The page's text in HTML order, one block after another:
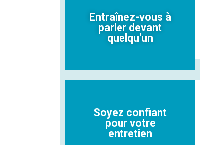
Entraînez-vous à
parler devant
quelqu'un
Soyez confiant
pour votre
entretien